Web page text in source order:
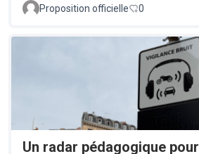
Proposition officielle 0
Un radar pédagogique pour